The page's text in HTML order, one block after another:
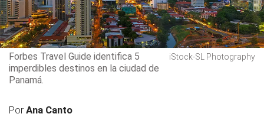
Forbes Travel Guide identifica 5
imperdibles destinos en la ciudad de
Panamá.
iStock-SL Photography
PorAna Canto